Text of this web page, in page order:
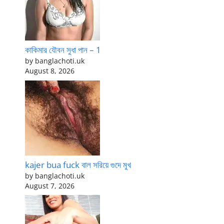
কাকিমার যৌবন সুধা পান – 1
by banglachoti.uk
August 8, 2026
kajer bua fuck বাল সরিয়ে গুদে মুখ
by banglachoti.uk
August 7, 2026